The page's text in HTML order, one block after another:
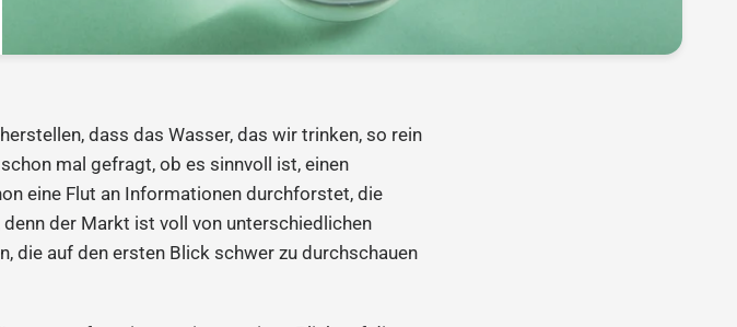
dass das Wasser, das wir trinken, so rein
mal gefragt, ob es sinnvoll ist, einen
eine Flut an Informationen durchforstet, die
der Markt ist voll von unterschiedlichen
die auf den ersten Blick schwer zu durchschauen